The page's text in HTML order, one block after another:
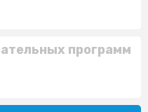
программ